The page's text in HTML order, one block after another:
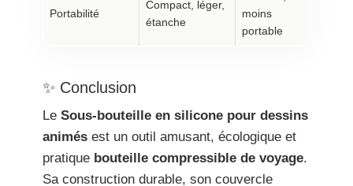
Portabilité
Compact, léger,
étanche
moins
portable
✨ Conclusion
Le Sous-bouteille en silicone pour dessins
animés est un outil amusant, écologique et
pratique bouteille compressible de voyage.
Sa construction durable, son couvercle